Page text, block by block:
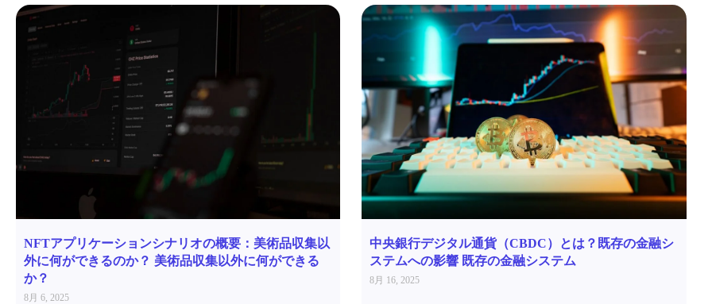
NFTアプリケーションシナリオの概要：美術品収集以
外に何ができるのか？ 美術品収集以外に何ができる
か？
8月 6, 2025
中央銀行デジタル通貨（CBDC）とは？既存の金融シ
ステムへの影響 既存の金融システム
8月 16, 2025